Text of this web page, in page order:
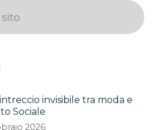
invisibile tra moda e
Sociale
2026